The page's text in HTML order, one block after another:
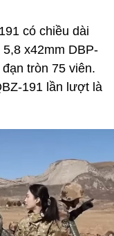
có chiều dài
x42mm DBP-
tròn 75 viên.
191 lần lượt là